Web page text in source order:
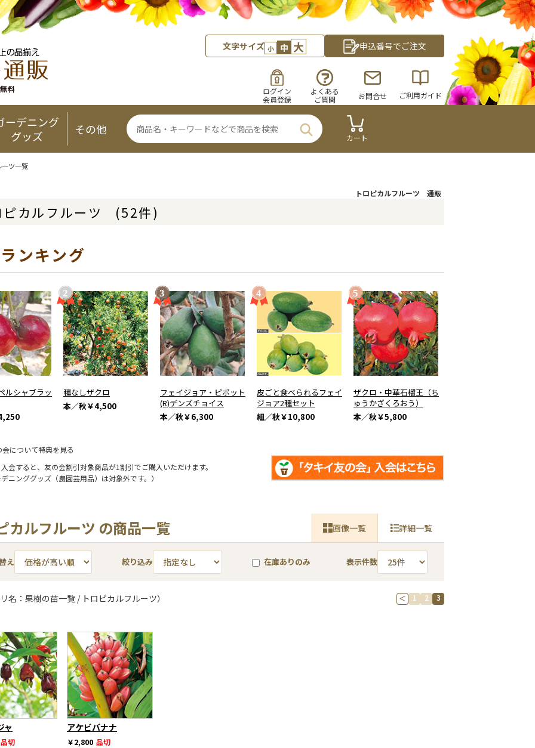
文字サイズ 小 中 大 申込番号でご注文
ログイン
会員登録
よくある
ご質問
お問合せ ご利用ガイド
ーデニング
グッズ
その他
カート
ツ一覧
トロピカルフルーツ 通販
カルフルーツ (52件)
ンキング
ルシャブラッ
種なしザクロ
本／秋￥4,500
フェイジョア・ピポット
(R)デンズチョイス
本／秋￥6,300
皮ごと食べられるフェイ
ジョア2種セット
組／秋￥10,800
ザクロ・中華石榴王（ち
ゅうかざくろおう）
本／秋￥5,800
について特典を見る
会すると、友の会割引対象商品が1割引でご購入いただけます。
ニンググッズ（農園芸用品）は対象外です。）
カルフルーツ の商品一覧 画像一覧 詳細一覧
え 絞り込み 在庫ありのみ 表示件数
名：果樹の苗一覧 / トロピカルフルーツ） ＜ 1 2 3
ャ
品切
アケビバナナ
￥2,800 品切